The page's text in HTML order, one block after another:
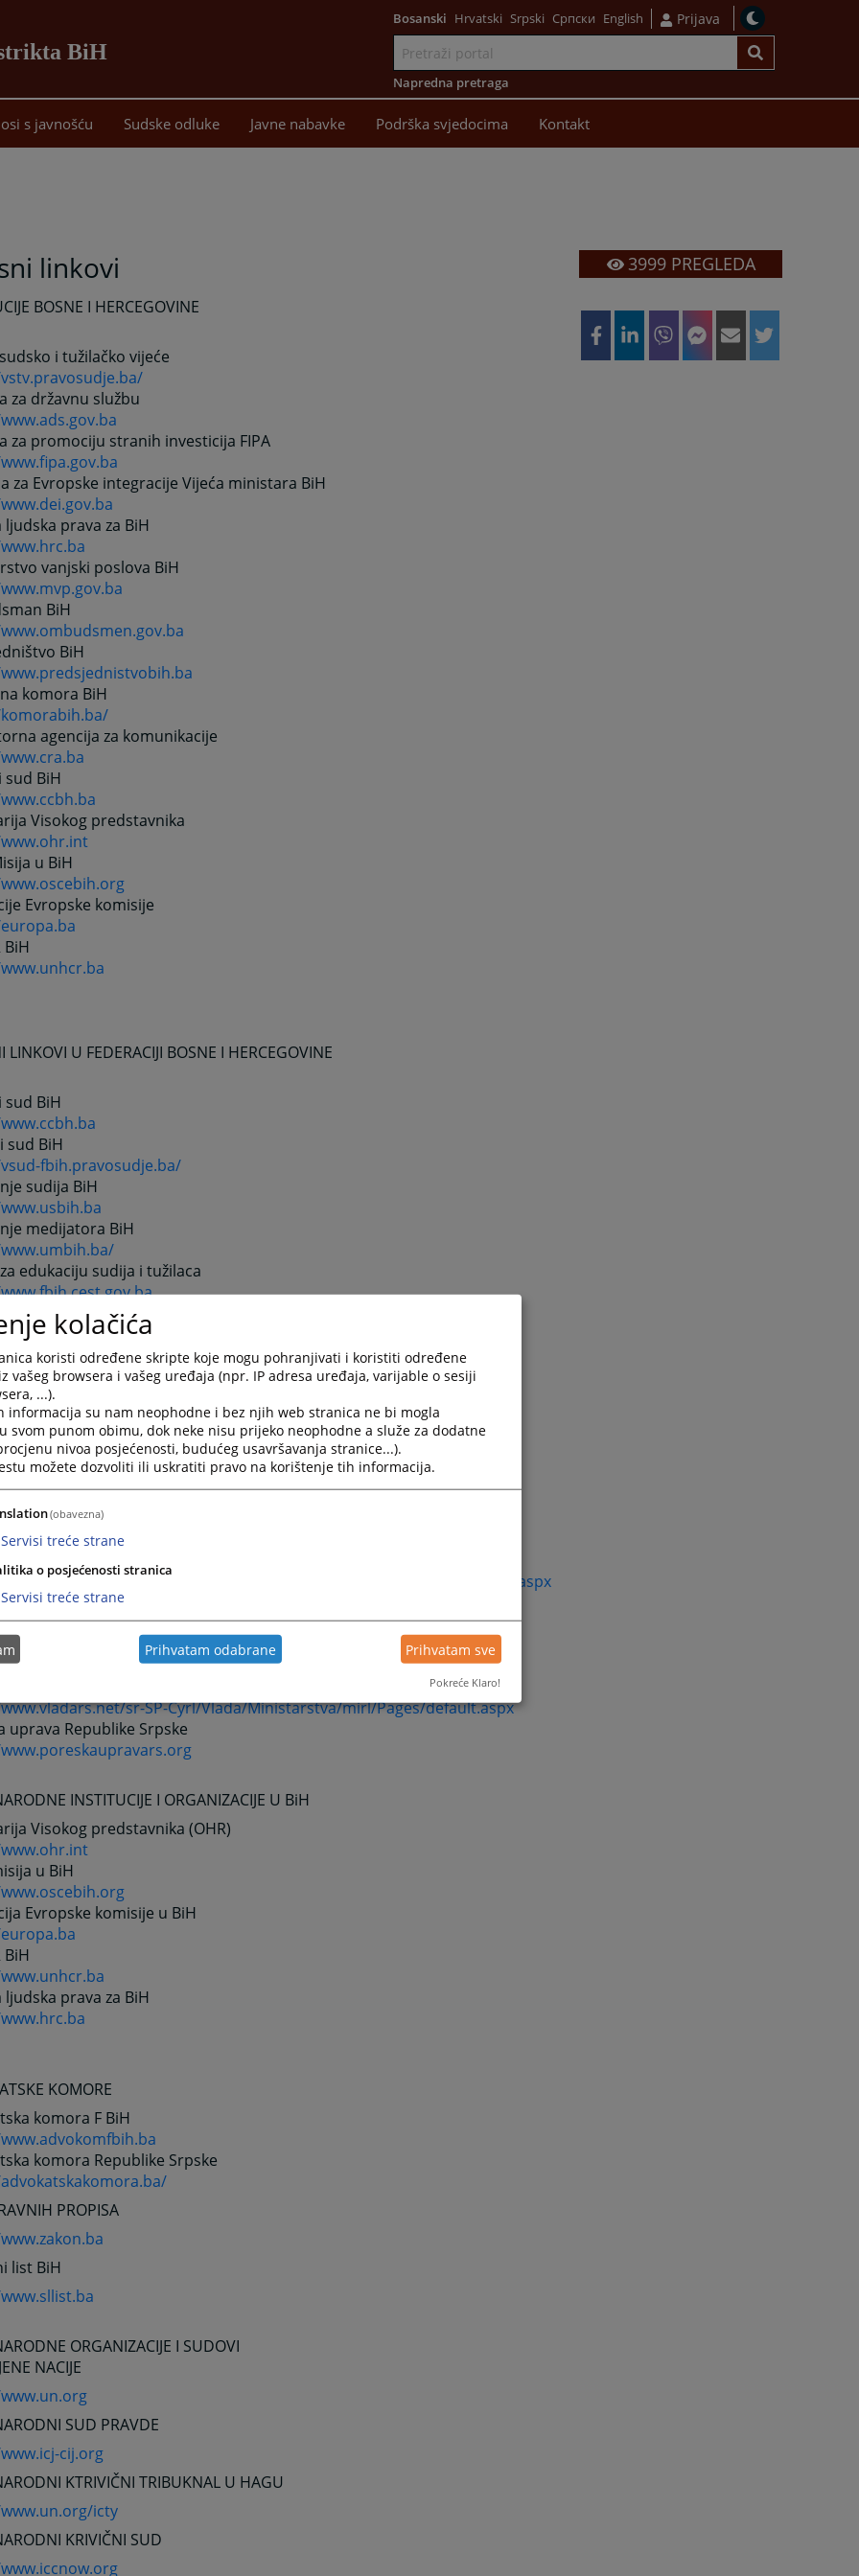
BiH
sadržaj
Bosanski Hrvatski Srpski Српски English Prijava
Napredna pretraga
s javnošću Sudske odluke Javne nabavke Podrška svjedocima Kontakt
linkovi
BOSNE I HERCEGOVINE
i tužilačko vijeće
za državnu službu
za promociju stranih investicija FIPA
za Evropske integracije Vijeća ministara BiH
ljudska prava za BiH
vanjski poslova BiH
BiH
BiH
komora BiH
agencija za komunikacije
sud BiH
Visokog predstavnika
u BiH
Evropske komisije
BiH
LINKOVI U FEDERACIJI BOSNE I HERCEGOVINE
sud BiH
sud BiH
fbih.pravosudje.ba/
sudija BiH
medijatora BiH
edukaciju sudija i tužilaca
ministarstvo pravde
pravde BiH
REPUBLIKE SRPSKE
skupština Republike Srpske
Srpske
Vlade Republike Srpske
sr-SP-Cyrl/Vlada/centri/gendercentarrs/Pages/default.aspx
Republike Srpske
unutrašnjih poslova Republike Srpske
sr-SP-Cyrl/Vlada/Ministarstva/mirl/Pages/default.aspx
uprava Republike Srpske
INSTITUCIJE I ORGANIZACIJE U BiH
Visokog predstavnika (OHR)
u BiH
Evropske komisije u BiH
BiH
ljudska prava za BiH
KOMORE
komora F BiH
komora Republike Srpske
PROPISA
list BiH
ORGANIZACIJE I SUDOVI
NACIJE
SUD PRAVDE
cij.org
KTRIVIČNI TRIBUKNAL U HAGU
icty
KRIVIČNI SUD
3999PREGLEDA
kolačića
koristi određene skripte koje mogu pohranjivati i koristiti određene
vašeg browsera i vašeg uređaja (npr. IP adresa uređaja, varijable o sesiji
...).
informacija su nam neophodne i bez njih web stranica ne bi mogla
svom punom obimu, dok neke nisu prijeko neophodne a služe za dodatne
nivoa posjećenosti, budućeg usavršavanja stranice...).
možete dozvoliti ili uskratiti pravo na korištenje tih informacija.
(obavezna)
Servisi treće strane
o posjećenosti stranica
Servisi treće strane
Prihvatam odabrane Prihvatam sve
Pokreće Klaro!